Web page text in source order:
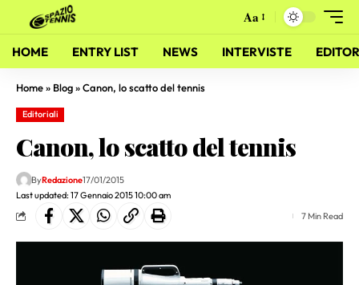
Aa
HOME ENTRY LIST NEWS INTERVISTE
Home» Blog»Canon, lo scatto del tennis
Editoriali
Canon, lo scatto del tennis
Last updated: 17 Gennaio 2015 10:00 am
ByRedazione17/01/2015
7 Min Read